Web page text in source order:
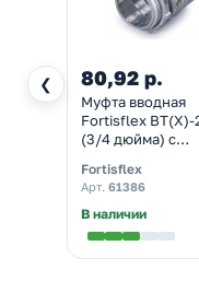
❮ 80,92 р.
Муфта вводная
Fortisflex ВТ(Х)-
(3/4 дюйма) с
для
20 мм
Fortisflex
Арт. 61386
В наличии